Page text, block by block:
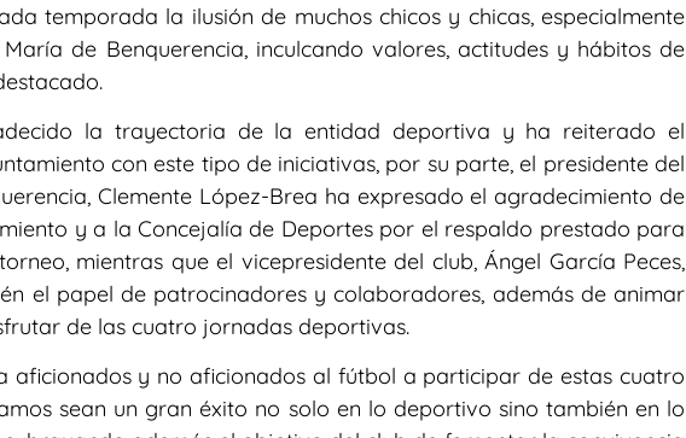
temporada la ilusión de muchos chicos y chicas, especialmente
de Benquerencia, inculcando valores, actitudes y hábitos de
la trayectoria de la entidad deportiva y ha reiterado el
con este tipo de iniciativas, por su parte, el presidente del
Clemente López-Brea ha expresado el agradecimiento de
y a la Concejalía de Deportes por el respaldo prestado para
mientras que el vicepresidente del club, Ángel García Peces,
el papel de patrocinadores y colaboradores, además de animar
de las cuatro jornadas deportivas.
aficionados y no aficionados al fútbol a participar de estas cuatro
sean un gran éxito no solo en lo deportivo sino también en lo